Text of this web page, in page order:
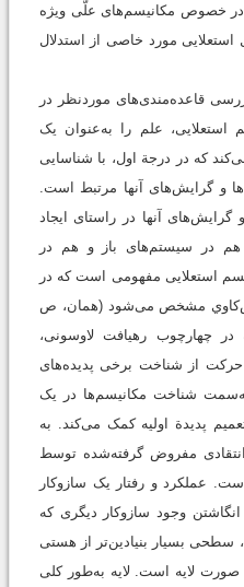
خصوص مکانیسم‌های علّی ویژه
استعلایی مورد خاصی از استدلال
قاعده‌مندی‌های موردنظر در
استعلایی، علم را به‌عنوان یک
که در درجة اول، با شناسایی
و گرایش‌های آنها مرتبط است.
و گرایش‌های آنها در راستای ایجاد
هم در سیستم‌های باز و هم در
استعلایی مفهومی است که در
مشخص می‌شود (همان، ص
در چهارچوب رهیافت لاوسونی،
از شناخت برخی پدیده‌های
شناخت مکانیسم‌ها در یک
پدیدة اولیه‌ کمک می‌کند. به
مفروض گرفته‌شده توسط
عملکرد و رفتار یک سازوکار
وجود سازوکار دیگری که
بسیار بنیادین‌تر از هستی
لایه است. لایه به‌طور کلی